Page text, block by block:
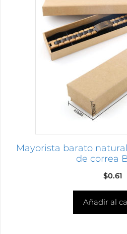
Mayorista barato
de correa
$0.61
Añadir al